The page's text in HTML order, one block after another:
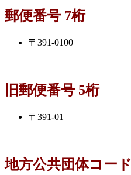
郵便番号 7桁
〒391-0100
旧郵便番号 5桁
〒391-01
地方公共団体コード